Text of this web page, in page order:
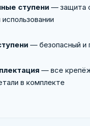
ступени — защита
— безопасный и
— все
в комплекте